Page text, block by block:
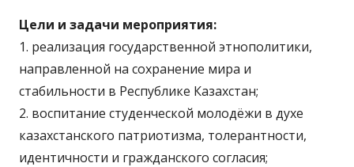
Цели и задачи мероприятия:
1. реализация государственной этнополитики,
направленной на сохранение мира и
стабильности в Республике Казахстан;
2. воспитание студенческой молодёжи в духе
казахстанского патриотизма, толерантности,
идентичности и гражданского согласия;